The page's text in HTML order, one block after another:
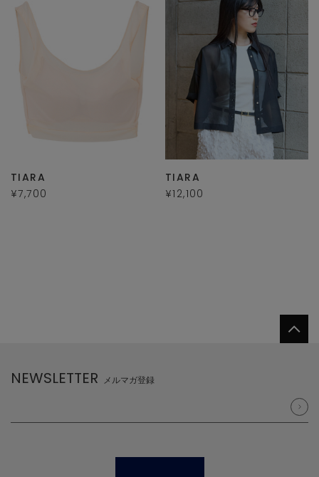
TIARA
¥7,700
TIARA
¥12,100
NEWSLETTER メルマガ登録